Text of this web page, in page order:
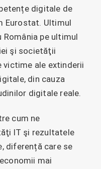
digitale de
Eurostat. Ultimul
România pe ultimul
şi societăţii
victime ale extinderii
din cauza
digitale reale.
cum ne
IT şi rezultatele
diferență care se
mai